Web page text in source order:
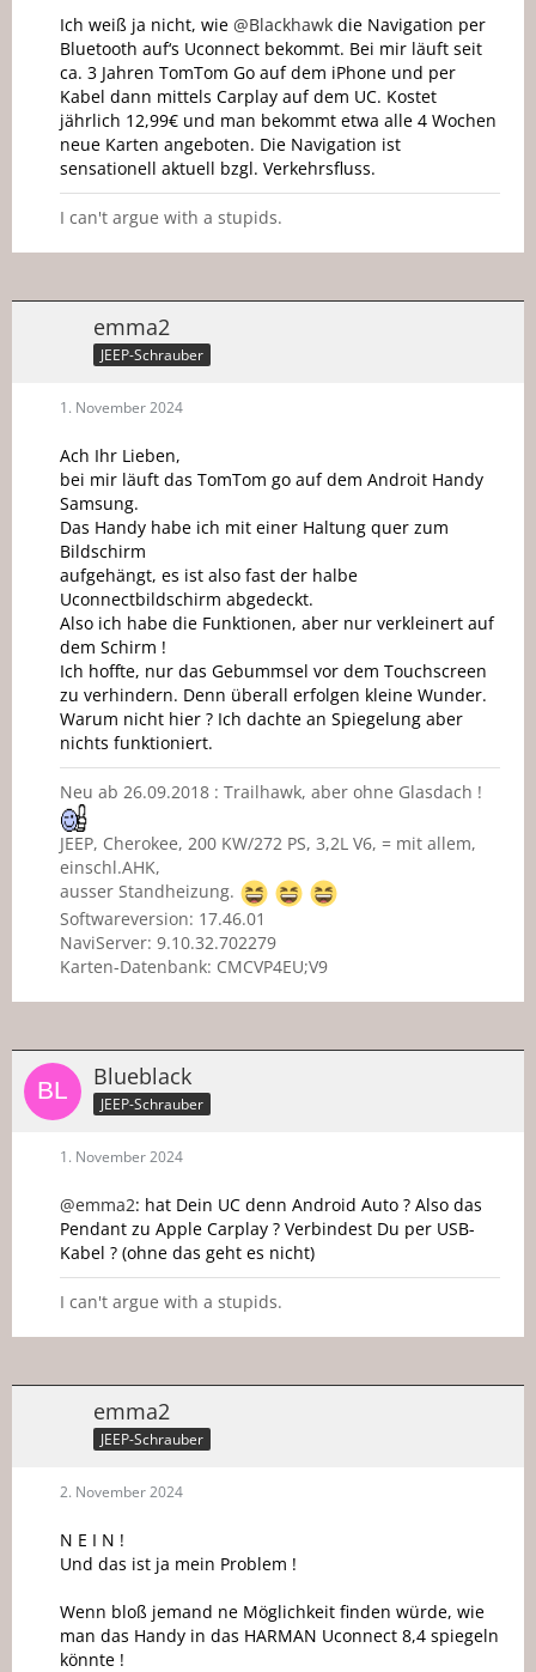
Ich weiß ja nicht, wie @Blackhawk die Navigation per
Bluetooth auf‘s Uconnect bekommt. Bei mir läuft seit
ca. 3 Jahren TomTom Go auf dem iPhone und per
Kabel dann mittels Carplay auf dem UC. Kostet
jährlich 12,99€ und man bekommt etwa alle 4 Wochen
neue Karten angeboten. Die Navigation ist
sensationell aktuell bzgl. Verkehrsfluss.
I can't argue with a stupids.
emma2
JEEP-Schrauber
1. November 2024
Ach Ihr Lieben,
bei mir läuft das TomTom go auf dem Androit Handy
Samsung.
Das Handy habe ich mit einer Haltung quer zum
Bildschirm
aufgehängt, es ist also fast der halbe
Uconnectbildschirm abgedeckt.
Also ich habe die Funktionen, aber nur verkleinert auf
dem Schirm !
Ich hoffte, nur das Gebummsel vor dem Touchscreen
zu verhindern. Denn überall erfolgen kleine Wunder.
Warum nicht hier ? Ich dachte an Spiegelung aber
nichts funktioniert.
Neu ab 26.09.2018 : Trailhawk, aber ohne Glasdach !
JEEP, Cherokee, 200 KW/272 PS, 3,2L V6, = mit allem,
einschl.AHK,
ausser Standheizung.
Softwareversion: 17.46.01
NaviServer: 9.10.32.702279
Karten-Datenbank: CMCVP4EU;V9
Blueblack
JEEP-Schrauber
1. November 2024
@emma2: hat Dein UC denn Android Auto ? Also das
Pendant zu Apple Carplay ? Verbindest Du per USB-
Kabel ? (ohne das geht es nicht)
I can't argue with a stupids.
emma2
JEEP-Schrauber
2. November 2024
N E I N !
Und das ist ja mein Problem !
Wenn bloß jemand ne Möglichkeit finden würde, wie
man das Handy in das HARMAN Uconnect 8,4 spiegeln
könnte !